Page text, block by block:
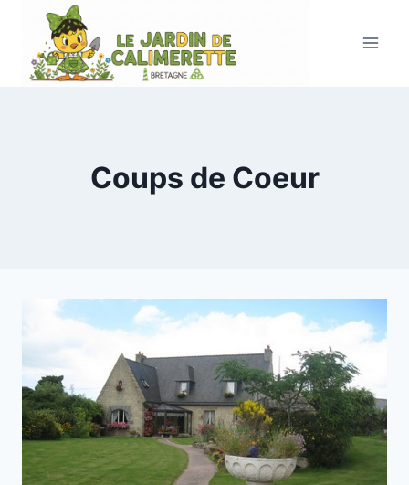
contenu
Coups de Coeur